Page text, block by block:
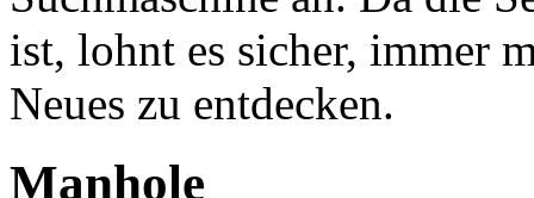
ist, lohnt es sicher, immer
Neues zu entdecken.
Manhole